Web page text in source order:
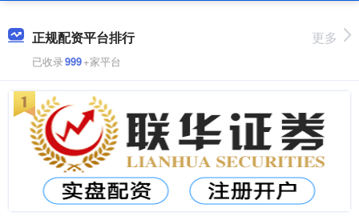
正规配资平台排行
已收录999+家平台
更多